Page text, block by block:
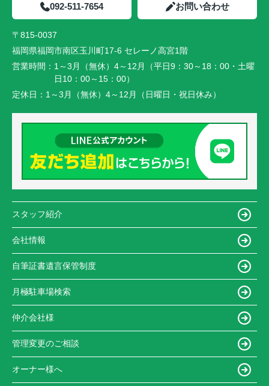
092-511-7654 お問い合わせ
〒815-0037
福岡県福岡市南区玉川町17-6 セレーノ高宮1階
営業時間： 1～3月（無休）4～12月（平日9：30～18：00・土曜
日10：00～15：00）
定休日： 1～3月（無休）4～12月（日曜日・祝日休み）
スタッフ紹介
会社情報
自筆証書遺言保管制度
月極駐車場検索
仲介会社様
管理変更のご相談
オーナー様へ